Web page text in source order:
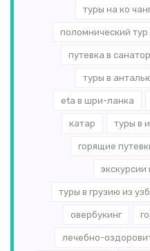
туры на ко
поломнический
путевка в
туры в
eta в шри-ланка
катар туры в
горящие
туры в грузию из
овербукинг
лечебно-